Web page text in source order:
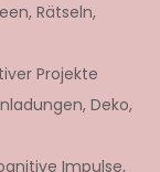
Rätseln,
Projekte
Deko,
Impulse,